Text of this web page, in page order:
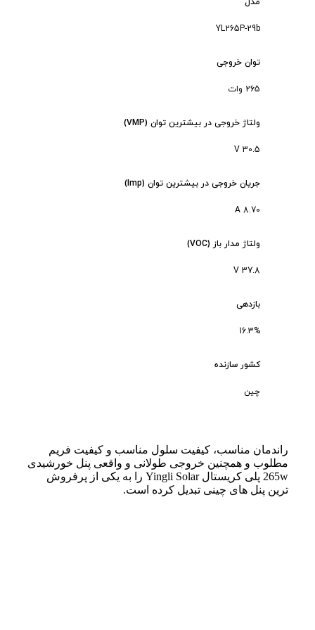
YL265P-29b
توان خروجی
265 وات
ولتاژ خروجی در بیشترین توان (VMP)
30.5 V
جریان خروجی در بیشترین توان (Imp)
8.70 A
ولتاژ مدار باز (VOC)
37.8 V
بازدهی
16.3%
کشور سازنده
چین
راندمان مناسب، کیفیت سلول مناسب و کیفیت فریم
مطلوب و همچنین خروجی طولانی و واقعی پنل خورشیدی
265w پلی کریستال Yingli Solar را به یکی از پرفروش
ترین پنل های چینی تبدیل کرده است.